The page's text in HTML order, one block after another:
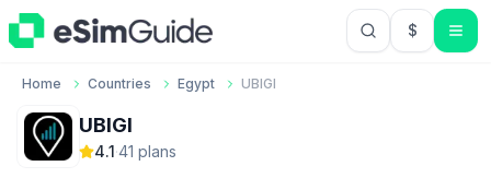
$USD US
Home Countries Egypt UBIGI
UBIGI
4.1·41 plans